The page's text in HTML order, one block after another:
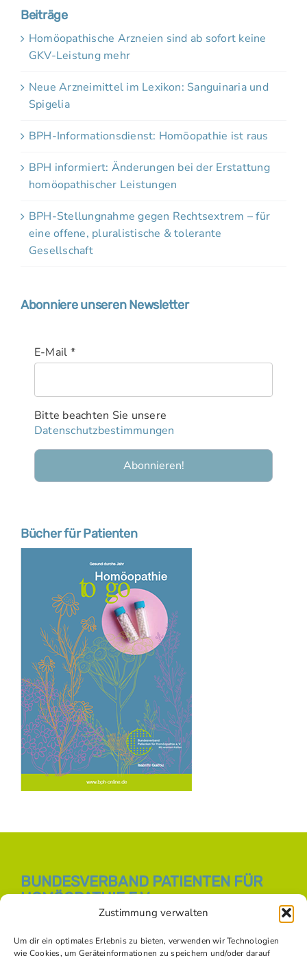
Zustimmung verwalten
Um dir ein optimales Erlebnis zu bieten, verwenden wir Technologien
wie Cookies, um Geräteinformationen zu speichern und/oder darauf
Beiträge
Homöopathische Arzneien sind ab sofort keine
GKV-Leistung mehr
Neue Arzneimittel im Lexikon: Sanguinaria und
Spigelia
BPH-Informationsdienst: Homöopathie ist raus
BPH informiert: Änderungen bei der Erstattung
homöopathischer Leistungen
BPH-Stellungnahme gegen Rechtsextrem – für
eine offene, pluralistische & tolerante
Gesellschaft
Abonniere unseren Newsletter
E-Mail *
Bitte beachten Sie unsere
Datenschutzbestimmungen
Bücher für Patienten
BUNDESVERBAND PATIENTEN FÜR
HOMÖOPATHIE E.V.
E-Mail:
info [at] bph-online.de
Webseite:Homöopathie Online